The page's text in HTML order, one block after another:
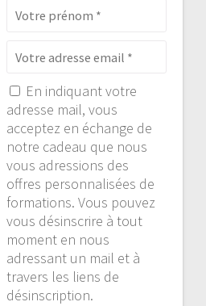
En indiquant votre
adresse mail, vous
acceptez en échange de
notre cadeau que nous
vous adressions des
offres personnalisées de
formations. Vous pouvez
vous désinscrire à tout
moment en nous
adressant un mail et à
travers les liens de
désinscription.